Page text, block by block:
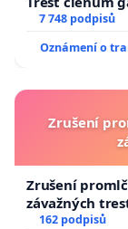
7 748 podpisů
Oznámení o
Zrušení
Zrušení
závažných
162 podpisů